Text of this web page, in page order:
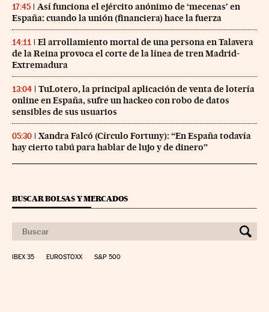
17:45
Así funciona el ejército anónimo de ‘mecenas’ en
España: cuando la unión (financiera) hace la fuerza
14:11
El arrollamiento mortal de una persona en Talavera
de la Reina provoca el corte de la línea de tren Madrid-
Extremadura
13:04
TuLotero, la principal aplicación de venta de lotería
online en España, sufre un hackeo con robo de datos
sensibles de sus usuarios
05:30
Xandra Falcó (Círculo Fortuny): “En España todavía
hay cierto tabú para hablar de lujo y de dinero”
BUSCAR BOLSAS Y MERCADOS
IBEX 35 EUROSTOXX S&P 500